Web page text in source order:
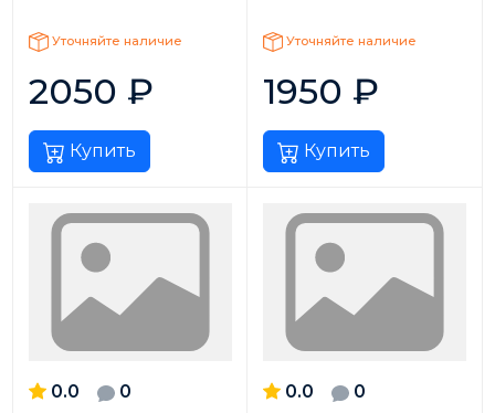
Уточняйте наличие
2050 ₽
Купить
Уточняйте наличие
1950 ₽
Купить
0.0 0 0.0 0